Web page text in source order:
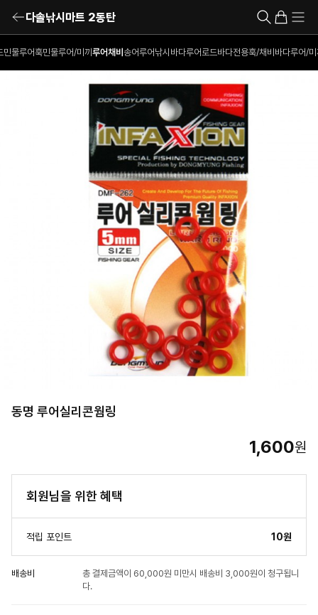
다솔낚시마트 2동탄
민물루어훅민물루어/미끼 루어채비 송어루어낚시 바다루어로드바다전용훅/채비 바다루어/
동명 루어실리콘웜링
1,600원
회원님을 위한 혜택
적립 포인트 10원
배송비
총 결제금액이 60,000원 미만시 배송비 3,000원이 청구됩니
다.